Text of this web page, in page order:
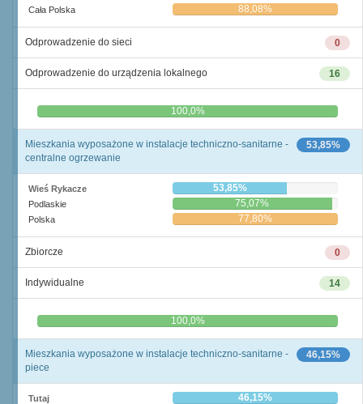
Cała Polska 88,08%
0
Odprowadzenie do sieci
16
Odprowadzenie do urządzenia lokalnego
0,0% 100,0%
53,85%
Mieszkania wyposażone w instalacje techniczno-sanitarne -
centralne ogrzewanie
Wieś Rykacze 53,85%
Podlaskie 75,07%
Polska 77,80%
0
Zbiorcze
14
Indywidualne
0,0% 100,0%
46,15%
Mieszkania wyposażone w instalacje techniczno-sanitarne -
piece
Tutaj 46,15%